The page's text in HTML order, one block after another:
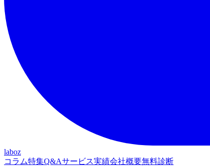
laboz
コラム特集Q&Aサービス実績会社概要無料診断